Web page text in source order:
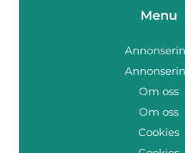
Menu
Om oss
Om oss
Cookies